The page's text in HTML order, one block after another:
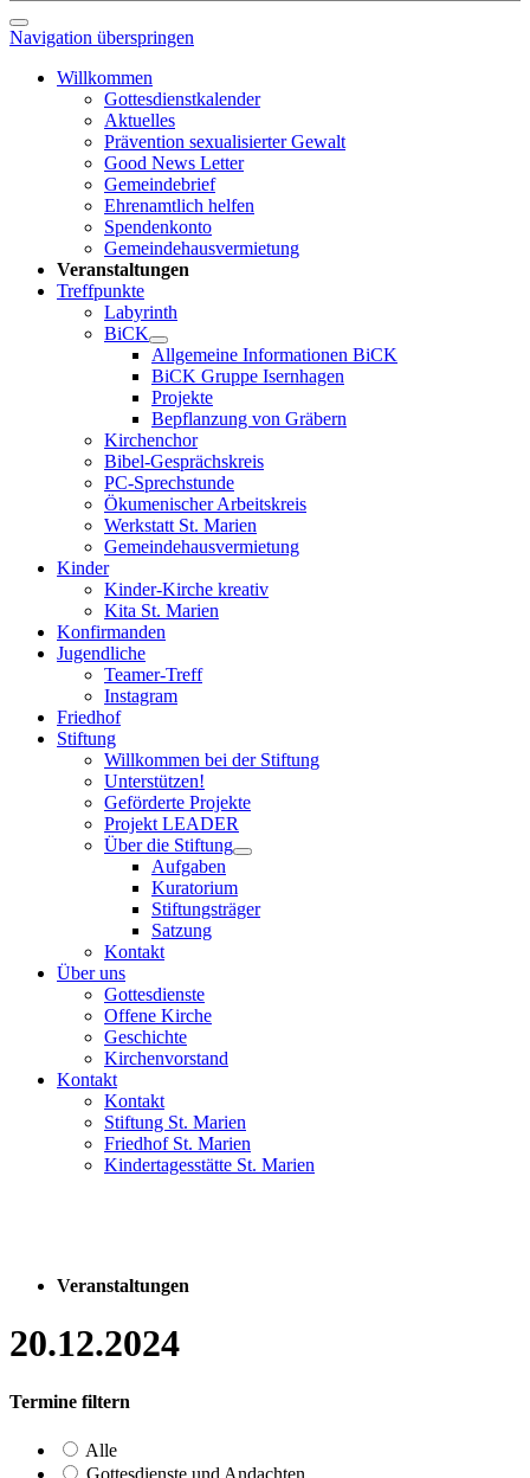
Navigation überspringen
Willkommen
Gottesdienstkalender
Aktuelles
Prävention sexualisierter Gewalt
Good News Letter
Gemeindebrief
Ehrenamtlich helfen
Spendenkonto
Gemeindehausvermietung
Veranstaltungen
Treffpunkte
Labyrinth
BiCK
Allgemeine Informationen BiCK
BiCK Gruppe Isernhagen
Projekte
Bepflanzung von Gräbern
Kirchenchor
Bibel-Gesprächskreis
PC-Sprechstunde
Ökumenischer Arbeitskreis
Werkstatt St. Marien
Gemeindehausvermietung
Kinder
Kinder-Kirche kreativ
Kita St. Marien
Konfirmanden
Jugendliche
Teamer-Treff
Instagram
Friedhof
Stiftung
Willkommen bei der Stiftung
Unterstützen!
Geförderte Projekte
Projekt LEADER
Über die Stiftung
Aufgaben
Kuratorium
Stiftungsträger
Satzung
Kontakt
Über uns
Gottesdienste
Offene Kirche
Geschichte
Kirchenvorstand
Kontakt
Kontakt
Stiftung St. Marien
Friedhof St. Marien
Kindertagesstätte St. Marien
Veranstaltungen
20.12.2024
Termine filtern
Alle